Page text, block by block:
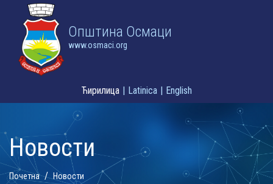
Oпштина Осмаци
www.osmaci.org
Ћирилица | Latinica | English
Новости
Почетна
Новости